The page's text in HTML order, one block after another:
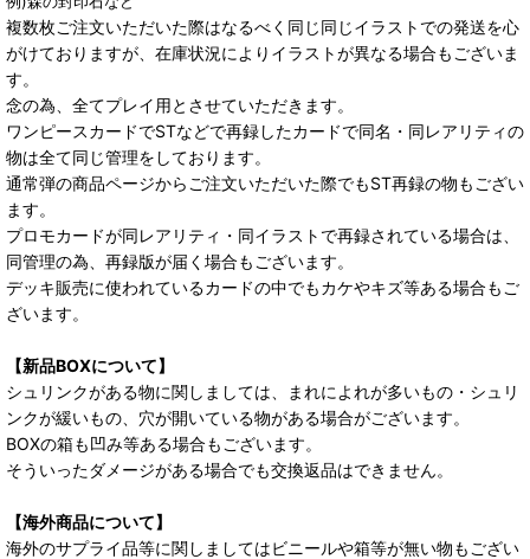
複数枚ご注文いただいた際はなるべく同じ同じイラストでの発送を心
がけておりますが、在庫状況によりイラストが異なる場合もございま
す。
念の為、全てプレイ用とさせていただきます。
ワンピースカードでSTなどで再録したカードで同名・同レアリティの
物は全て同じ管理をしております。
通常弾の商品ページからご注文いただいた際でもST再録の物もござい
ます。
プロモカードが同レアリティ・同イラストで再録されている場合は、
同管理の為、再録版が届く場合もございます。
デッキ販売に使われているカードの中でもカケやキズ等ある場合もご
ざいます。
【新品BOXについて】
シュリンクがある物に関しましては、まれによれが多いもの・シュリ
ンクが緩いもの、穴が開いている物がある場合がございます。
BOXの箱も凹み等ある場合もございます。
そういったダメージがある場合でも交換返品はできません。
【海外商品について】
海外のサプライ品等に関しましてはビニールや箱等が無い物もござい